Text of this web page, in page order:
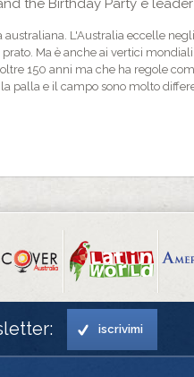
L'Australia eccelle
Ma è anche ai vertici
150 anni ma che ha regole
palla e il campo sono molto
iscrivimi